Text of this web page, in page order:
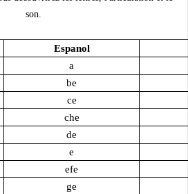
son.
Espanol
a
be
ce
che
de
e
efe
ge